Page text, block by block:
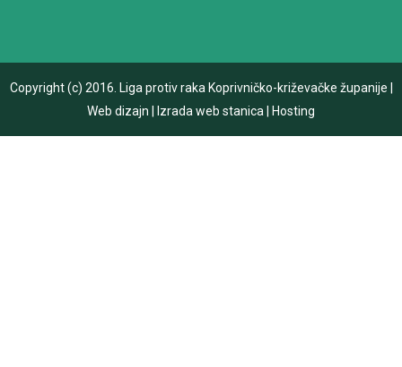
Copyright (c) 2016. Liga protiv raka Koprivničko-križevačke županije
Web dizajn
Izrada web stanica Hosting